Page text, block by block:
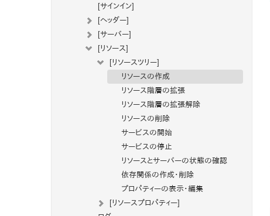
[サインイン]
[ヘッダー]
[サーバー]
[リソース]
[リソースツリー]
リソースの作成
リソース階層の拡張
リソース階層の拡張解除
リソースの削除
サービスの開始
サービスの停止
リソースとサーバーの状態の確認
依存関係の作成・削除
プロパティーの表示・編集
[リソースプロパティー]